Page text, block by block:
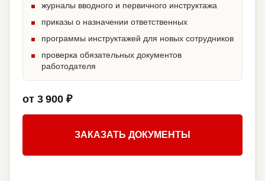
журналы вводного и первичного инструктажа
приказы о назначении ответственных
программы инструктажей для новых сотрудников
проверка обязательных документов
работодателя
от 3 900 ₽
ЗАКАЗАТЬ ДОКУМЕНТЫ